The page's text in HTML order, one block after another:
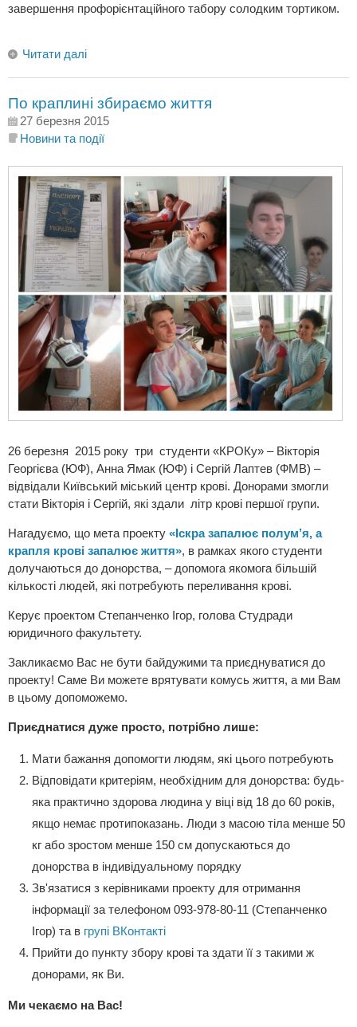
завершення профорієнтаційного табору солодким тортиком.
Читати далі
По краплині збираємо життя
27 березня 2015
Новини та події
26 березня 2015 року три студенти «КРОКу» – Вікторія
Георгієва (ЮФ), Анна Ямак (ЮФ) і Сергій Лаптев (ФМВ) –
відвідали Київський міський центр крові. Донорами змогли
стати Вікторія і Сергій, які здали літр крові першої групи.
Нагадуємо, що мета проекту «Іскра запалює полум’я, а
крапля крові запалює життя», в рамках якого студенти
долучаються до донорства, – допомога якомога більшій
кількості людей, які потребують переливання крові.
Керує проектом Степанченко Ігор, голова Студради
юридичного факультету.
Закликаємо Вас не бути байдужими та приєднуватися до
проекту! Саме Ви можете врятувати комусь життя, а ми Вам
в цьому допоможемо.
Приєднатися дуже просто, потрібно лише:
Мати бажання допомогти людям, які цього потребують
Відповідати критеріям, необхідним для донорства: будь-
яка практично здорова людина у віці від 18 до 60 років,
якщо немає протипоказань. Люди з масою тіла менше 50
кг або зростом менше 150 см допускаються до
донорства в індивідуальному порядку
Зв'язатися з керівниками проекту для отримання
інформації за телефоном 093-978-80-11 (Степанченко
Ігор) та в групі ВКонтакті
Прийти до пункту збору крові та здати її з такими ж
донорами, як Ви.
Ми чекаємо на Вас!